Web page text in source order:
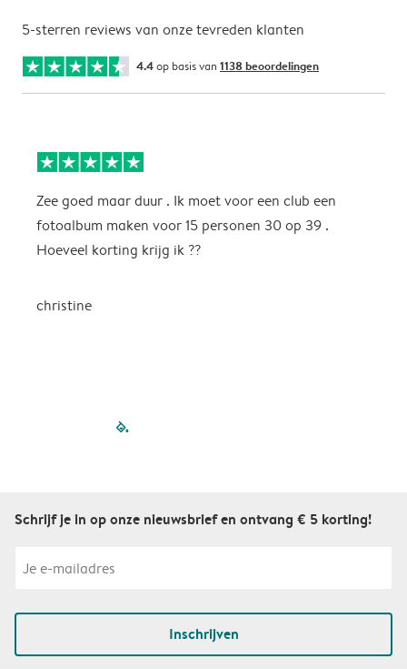
5-sterren reviews van onze tevreden klanten
4.4op basis van 1138 beoordelingen
Zee goed maar duur . Ik moet voor een club een
fotoalbum maken voor 15 personen 30 op 39 .
Hoeveel korting krijg ik ??
christine
filled-pagination
Schrijf je in op onze nieuwsbrief en ontvang € 5 korting!
Inschrijven